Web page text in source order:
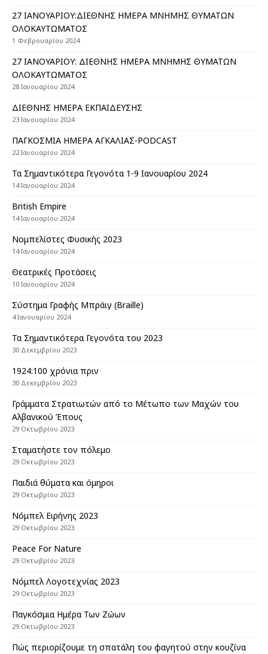
27 ΙΑΝΟΥΑΡΙΟΥ:ΔΙΕΘΝΗΣ ΗΜΕΡΑ ΜΝΗΜΗΣ ΘΥΜΑΤΩΝ
ΟΛΟΚΑΥΤΩΜΑΤΟΣ
1 Φεβρουαρίου 2024
27 ΙΑΝΟΥΑΡΙΟΥ: ΔΙΕΘΝΗΣ ΗΜΕΡΑ ΜΝΗΜΗΣ ΘΥΜΑΤΩΝ
ΟΛΟΚΑΥΤΩΜΑΤΟΣ
28 Ιανουαρίου 2024
ΔΙΕΘΝΗΣ ΗΜΕΡΑ ΕΚΠΑΙΔΕΥΣΗΣ
23 Ιανουαρίου 2024
ΠΑΓΚΟΣΜΙΑ ΗΜΕΡΑ ΑΓΚΑΛΙΑΣ-PODCAST
22 Ιανουαρίου 2024
Τα Σημαντικότερα Γεγονότα 1-9 Ιανουαρίου 2024
14 Ιανουαρίου 2024
British Empire
14 Ιανουαρίου 2024
Nομπελίστες Φυσικής 2023
14 Ιανουαρίου 2024
Θεατρικές Προτάσεις
10 Ιανουαρίου 2024
Σύστημα Γραφής Μπράιγ (Braille)
4 Ιανουαρίου 2024
Τα Σημαντικότερα Γεγονότα του 2023
30 Δεκεμβρίου 2023
1924:100 χρόνια πριν
30 Δεκεμβρίου 2023
Γράμματα Στρατιωτών από το Μέτωπο των Μαχών του
Αλβανικού Έπους
29 Οκτωβρίου 2023
Σταματήστε τον πόλεμο
29 Οκτωβρίου 2023
Παιδιά θύματα και όμηροι
29 Οκτωβρίου 2023
Nόμπελ Ειρήνης 2023
29 Οκτωβρίου 2023
Peace For Nature
29 Οκτωβρίου 2023
Νόμπελ Λογοτεχνίας 2023
29 Οκτωβρίου 2023
Παγκόσμια Ημέρα Των Ζώων
29 Οκτωβρίου 2023
Πώς περιορίζουμε τη σπατάλη του φαγητού στην κουζίνα